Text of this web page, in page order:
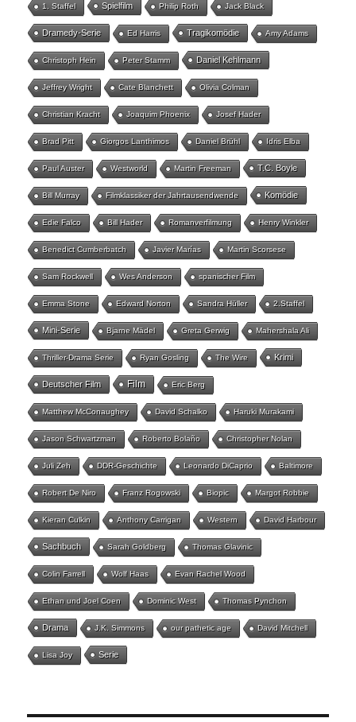
1. Staffel Spielfilm Philip Roth Jack Black
Dramedy-Serie Ed Harris Tragikomödie Amy Adams
Christoph Hein Peter Stamm Daniel Kehlmann
Jeffrey Wright Cate Blanchett Olivia Colman
Christian Kracht Joaquim Phoenix Josef Hader
Brad Pitt Giorgos Lanthimos Daniel Brühl Idris Elba
Paul Auster Westworld Martin Freeman T.C. Boyle
Bill Murray Filmklassiker der Jahrtausendwende Komödie
Edie Falco Bill Hader Romanverfilmung Henry Winkler
Benedict Cumberbatch Javier Marías Martin Scorsese
Sam Rockwell Wes Anderson spanischer Film
Emma Stone Edward Norton Sandra Hüller 2.Staffel
Mini-Serie Bjarne Mädel Greta Gerwig Mahershala Ali
Thriller-Drama Serie Ryan Gosling The Wire Krimi
Deutscher Film Film Eric Berg
Matthew McConaughey David Schalko Haruki Murakami
Jason Schwartzman Roberto Bolaño Christopher Nolan
Juli Zeh DDR-Geschichte Leonardo DiCaprio Baltimore
Robert De Niro Franz Rogowski Biopic Margot Robbie
Kieran Culkin Anthony Carrigan Western David Harbour
Sachbuch Sarah Goldberg Thomas Glavinic
Colin Farrell Wolf Haas Evan Rachel Wood
Ethan und Joel Coen Dominic West Thomas Pynchon
Drama J.K. Simmons our pathetic age David Mitchell
Lisa Joy Serie